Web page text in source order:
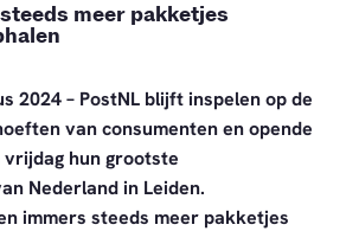
meer pakketjes
2024 – PostNL blijft inspelen op de
van consumenten en opende
hun grootste
Nederland in Leiden.
immers steeds meer pakketjes